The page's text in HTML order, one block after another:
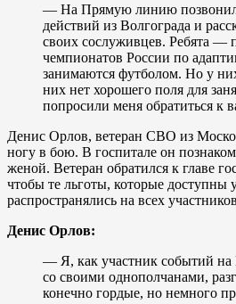
— На Прямую линию позвонил
действий из Волгограда и
своих сослуживцев. Ребята —
чемпионатов России по
занимаются футболом. Но у
них нет хорошего поля для
попросили меня обратиться к
Денис Орлов, ветеран СВО из
ногу в бою. В госпитале он
женой. Ветеран обратился к главе
чтобы те льготы, которые
распространялись на всех
Денис Орлов:
— Я, как участник событий на
со своими однополчанами,
конечно гордые, но немного